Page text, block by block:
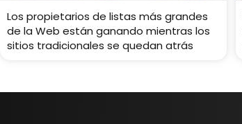
Los propietarios de listas más grandes
de la Web están ganando mientras los
sitios tradicionales se quedan atrás